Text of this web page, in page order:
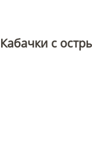
Кабачки с